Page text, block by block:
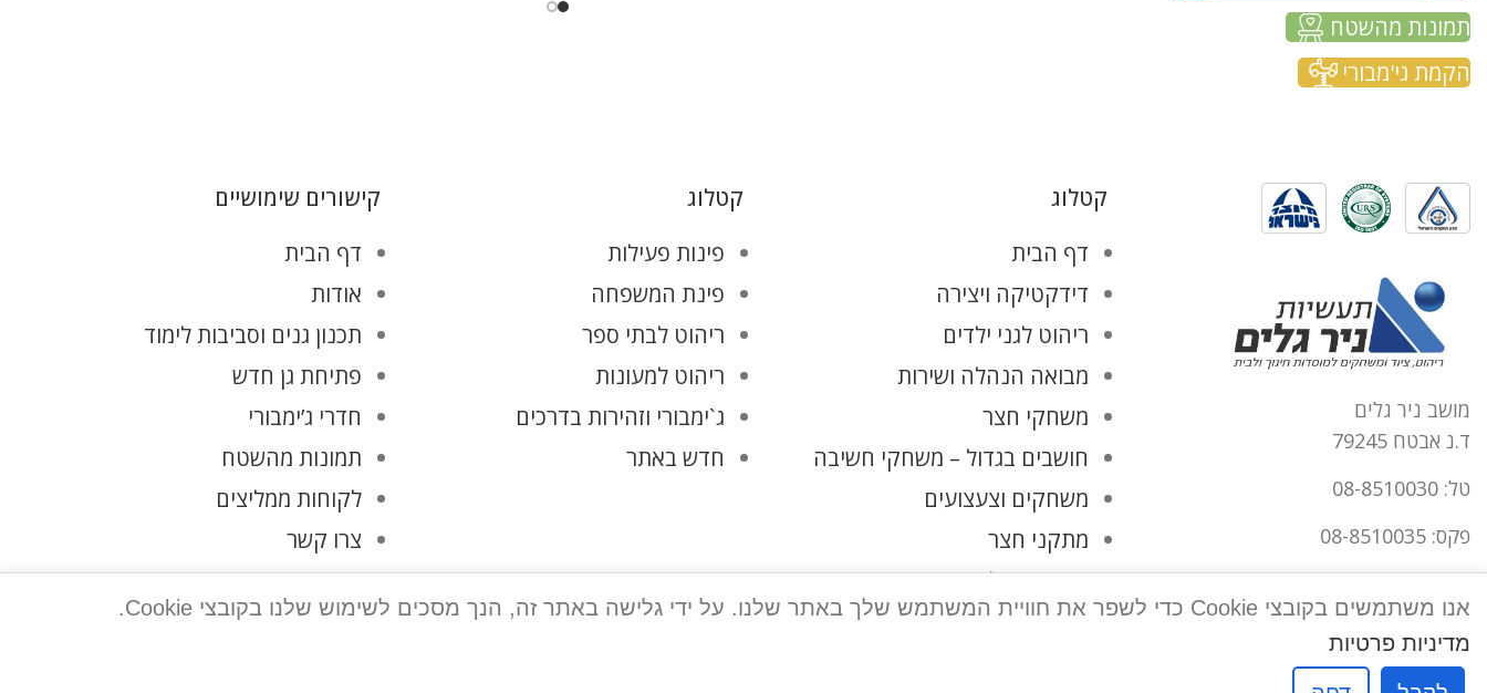
תמונות מהשטח
הקמת גי'מבורי
מושב ניר גלים
ד.נ אבטח 79245
טל: 08-8510030
פקס: 08-8510035
קטלוג
דף הבית
דידקטיקה ויצירה
ריהוט לגני ילדים
מבואה הנהלה ושירות
משחקי חצר
חושבים בגדול – משחקי חשיבה
משחקים וצעצועים
מתקני חצר
החשבון שלי
קטלוג
פינות פעילות
פינת המשפחה
ריהוט לבתי ספר
ריהוט למעונות
ג`ימבורי וזהירות בדרכים
חדש באתר
קישורים שימושיים
דף הבית
אודות
תכנון גנים וסביבות לימוד
פתיחת גן חדש
חדרי ג’ימבורי
תמונות מהשטח
לקוחות ממליצים
צרו קשר
מדיניות פרטיות
אנו משתמשים בקובצי Cookie כדי לשפר את חוויית המשתמש שלך באתר שלנו. על ידי גלישה באתר זה, הנך מסכים לשימוש שלנו בקובצי Cookie.
מדיניות פרטיות